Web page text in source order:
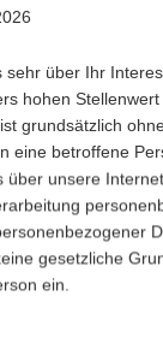
im
30 x
weiß
gelb
sehr über Ihr
hohen
grundsätzlich
eine betroffene
über unsere
gesetzliche
ein.